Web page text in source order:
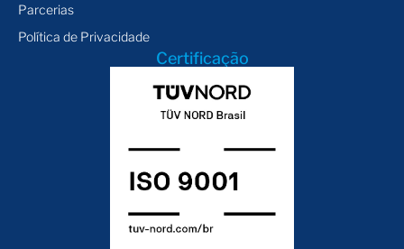
Parcerias
Política de Privacidade
Certificação